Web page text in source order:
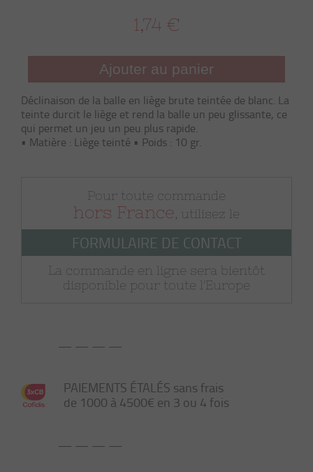
1,74 €
Ajouter au panier
Déclinaison de la balle en liège brute teintée de blanc. La
teinte durcit le liège et rend la balle un peu glissante, ce
qui permet un jeu un peu plus rapide.
• Matière : Liège teinté • Poids : 10 gr.
Pour toute commande
hors France , utilisez le
FORMULAIRE DE CONTACT
La commande en ligne sera bientôt
disponible pour toute l'Europe
— — — —
PAIEMENTS ÉTALÉS sans frais
de 1000 à 4500€ en 3 ou 4 fois
— — — —